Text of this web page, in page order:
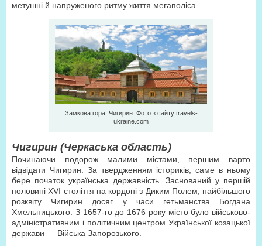
метушні й напруженого ритму життя мегаполіса.
Замкова гора. Чигирин. Фото з сайту travels-
ukraine.com
Чигирин (Черкаська область)
Починаючи подорож малими містами, першим варто
відвідати Чигирин. За твердженням істориків, саме в ньому
бере початок українська державність. Заснований у першій
половині XVI століття на кордоні з Диким Полем, найбільшого
розквіту Чигирин досяг у часи гетьманства Богдана
Хмельницького. З 1657-го до 1676 року місто було військово-
адміністративним і політичним центром Української козацької
держави — Війська Запорозького.